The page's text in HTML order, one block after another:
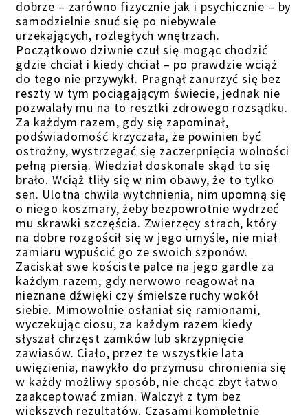
dobrze – zarówno fizycznie jak i psychicznie – by
samodzielnie snuć się po niebywale
urzekających, rozległych wnętrzach.
Początkowo dziwnie czuł się mogąc chodzić
gdzie chciał i kiedy chciał – po prawdzie wciąż
do tego nie przywykł. Pragnął zanurzyć się bez
reszty w tym pociągającym świecie, jednak nie
pozwalały mu na to resztki zdrowego rozsądku.
Za każdym razem, gdy się zapominał,
podświadomość krzyczała, że powinien być
ostrożny, wystrzegać się zaczerpnięcia wolności
pełną piersią. Wiedział doskonale skąd to się
brało. Wciąż tliły się w nim obawy, że to tylko
sen. Ulotna chwila wytchnienia, nim upomną się
o niego koszmary, żeby bezpowrotnie wydrzeć
mu skrawki szczęścia. Zwierzęcy strach, który
na dobre rozgościł się w jego umyśle, nie miał
zamiaru wypuścić go ze swoich szponów.
Zaciskał swe kościste palce na jego gardle za
każdym razem, gdy nerwowo reagował na
nieznane dźwięki czy śmielsze ruchy wokół
siebie. Mimowolnie osłaniał się ramionami,
wyczekując ciosu, za każdym razem kiedy
słyszał chrzęst zamków lub skrzypnięcie
zawiasów. Ciało, przez te wszystkie lata
uwięzienia, nawykło do przymusu chronienia się
w każdy możliwy sposób, nie chcąc zbyt łatwo
zaakceptować zmian. Walczył z tym bez
większych rezultatów. Czasami kompletnie